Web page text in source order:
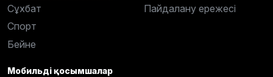
Сұхбат
Спорт
Бейне
Пайдалану ережесі
Мобильді қосымшалар